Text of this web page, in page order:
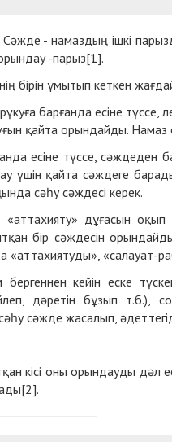
Сәжде - намаздың ішкі
-парыз[1].
бірін ұмытып кеткен
барғанда есіне түссе,
қайта орындайды. Намаз
есіне түссе, сәждеден
үшін қайта сәждеге
сәһу сәждесі керек.
дұғасын
бір сәждесін
«аттахиятуды»,
кейін еске
дәретін бұзып т.б.),
сәжде жасалып,
кісі оны орындауды